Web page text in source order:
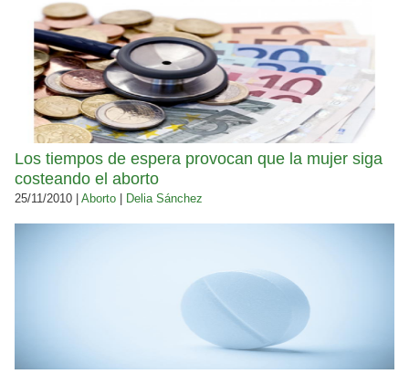
Los tiempos de espera provocan que la mujer siga
costeando el aborto
25/11/2010 | Aborto Delia Sánchez